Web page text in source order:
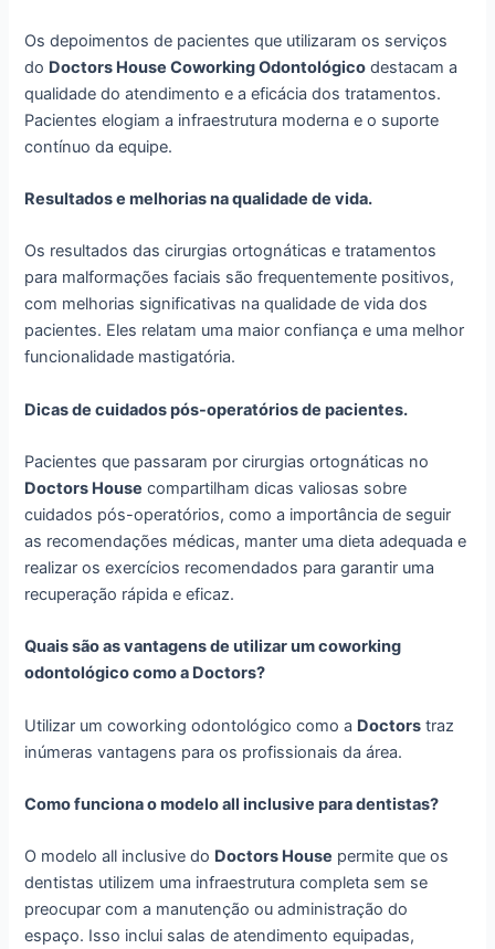
Os depoimentos de pacientes que utilizaram os serviços
do Doctors House Coworking Odontológico destacam a
qualidade do atendimento e a eficácia dos tratamentos.
Pacientes elogiam a infraestrutura moderna e o suporte
contínuo da equipe.
Resultados e melhorias na qualidade de vida.
Os resultados das cirurgias ortognáticas e tratamentos
para malformações faciais são frequentemente positivos,
com melhorias significativas na qualidade de vida dos
pacientes. Eles relatam uma maior confiança e uma melhor
funcionalidade mastigatória.
Dicas de cuidados pós-operatórios de pacientes.
Pacientes que passaram por cirurgias ortognáticas no
Doctors House compartilham dicas valiosas sobre
cuidados pós-operatórios, como a importância de seguir
as recomendações médicas, manter uma dieta adequada e
realizar os exercícios recomendados para garantir uma
recuperação rápida e eficaz.
Quais são as vantagens de utilizar um coworking
odontológico como a Doctors?
Utilizar um coworking odontológico como a Doctors traz
inúmeras vantagens para os profissionais da área.
Como funciona o modelo all inclusive para dentistas?
O modelo all inclusive do Doctors House permite que os
dentistas utilizem uma infraestrutura completa sem se
preocupar com a manutenção ou administração do
espaço. Isso inclui salas de atendimento equipadas,